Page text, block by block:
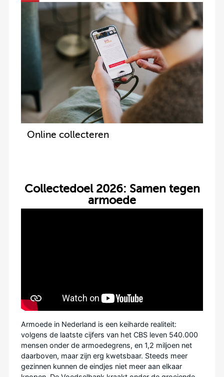
Online collecteren
Collectedoel 2026: Samen tegen
armoede
Armoede in Nederland is een keiharde realiteit:
volgens de laatste cijfers van het CBS leven 540.000
mensen onder de armoedegrens, en 1,2 miljoen net
daarboven, maar zijn erg kwetsbaar. Steeds meer
gezinnen kunnen de eindjes niet meer aan elkaar